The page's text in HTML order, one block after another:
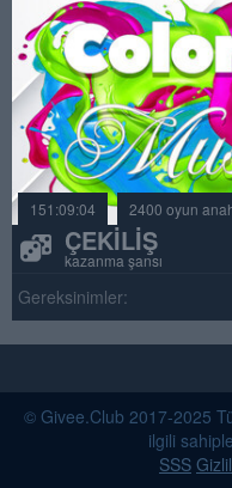
151:09:04 2400 oyun
ÇEKILIŞ
kazanma şansı
Gereksinimler:
© Givee.Club 2017-2025
ilgili
SSS